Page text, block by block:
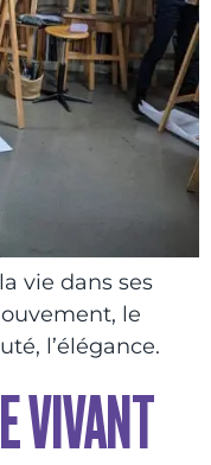
vie dans ses
le
l’élégance.
VIVANT